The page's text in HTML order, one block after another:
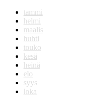
tammi
helmi
maalis
huhti
touko
kesä
heinä
elo
syys
loka